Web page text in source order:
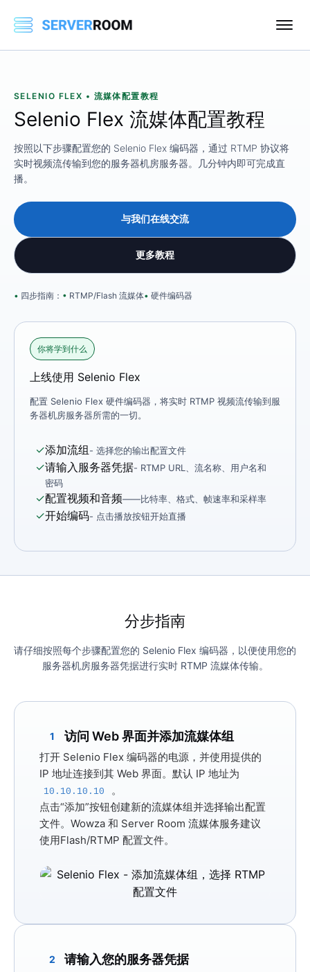
SELENIO FLEX • 流媒体配置教程
Selenio Flex 流媒体配置教程
按照以下步骤配置您的 Selenio Flex 编码器，通过 RTMP 协议将
实时视频流传输到您的服务器机房服务器。几分钟内即可完成直
播。
与我们在线交流
更多教程
四步指南： RTMP/Flash 流媒体 硬件编码器
你将学到什么
上线使用 Selenio Flex
配置 Selenio Flex 硬件编码器，将实时 RTMP 视频流传输到服
务器机房服务器所需的一切。
✓添加流组- 选择您的输出配置文件
✓请输入服务器凭据- RTMP URL、流名称、用户名和
密码
✓配置视频和音频——比特率、格式、帧速率和采样率
✓开始编码- 点击播放按钮开始直播
分步指南
请仔细按照每个步骤配置您的 Selenio Flex 编码器，以便使用您的
服务器机房服务器凭据进行实时 RTMP 流媒体传输。
1 访问 Web 界面并添加流媒体组
打开 Selenio Flex 编码器的电源，并使用提供的
IP 地址连接到其 Web 界面。默认 IP 地址为
10.10.10.10
。
点击“添加”按钮创建新的流媒体组并选择输出配置
文件。Wowza 和 Server Room 流媒体服务建议
使用Flash/RTMP 配置文件。
2 请输入您的服务器凭据